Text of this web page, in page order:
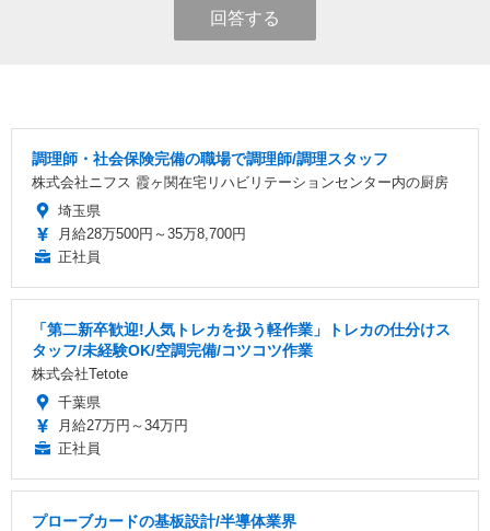
回答する
調理師・社会保険完備の職場で調理師/調理スタッフ
株式会社ニフス 霞ヶ関在宅リハビリテーションセンター内の厨房
埼玉県
月給28万500円～35万8,700円
正社員
「第二新卒歓迎!人気トレカを扱う軽作業」トレカの仕分けス
タッフ/未経験OK/空調完備/コツコツ作業
株式会社Tetote
千葉県
月給27万円～34万円
正社員
プローブカードの基板設計/半導体業界